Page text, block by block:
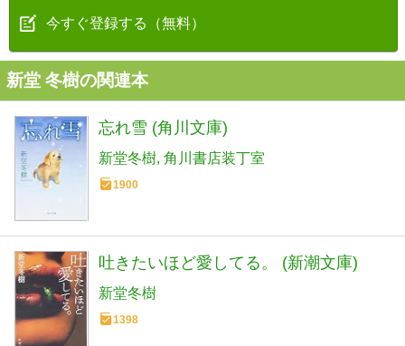
今すぐ登録する（無料）
新堂 冬樹の関連本
忘れ雪 (角川文庫)
新堂冬樹 角川書店装丁室
1900
吐きたいほど愛してる。 (新潮文庫)
新堂冬樹
1398